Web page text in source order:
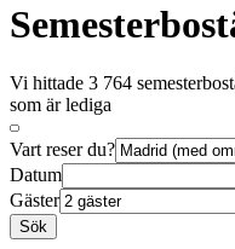
Vi hittade 3 764
som är lediga
Vart reser du?
Datum
Gäster
Sök